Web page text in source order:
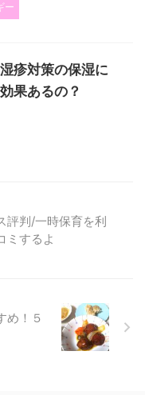
ー
疹対策の保湿に
果あるの？
評判/一時保育を利
ミするよ
め！５